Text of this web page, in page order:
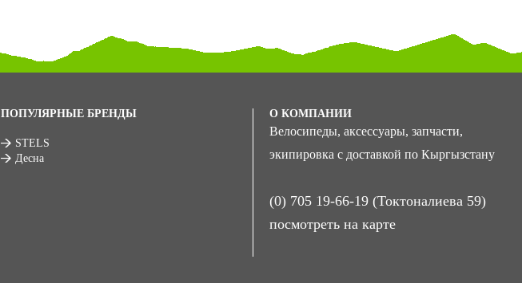
ПОПУЛЯРНЫЕ БРЕНДЫ
STELS
Десна
О КОМПАНИИ
Велосипеды, аксессуары, запчасти,
экипировка с доставкой по Кыргызстану
(0) 705 19-66-19 (Токтоналиева 59)
посмотреть на карте